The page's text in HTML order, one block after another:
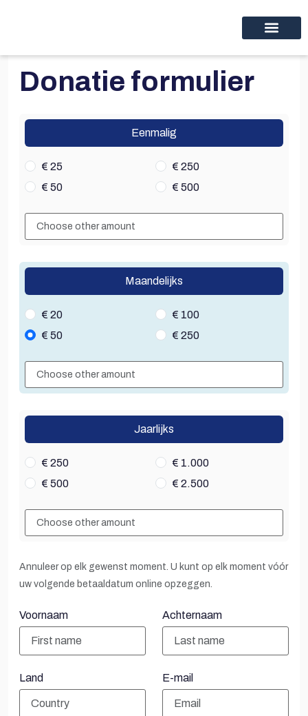
Donatie formulier
Eenmalig
€ 25
€ 250
€ 50
€ 500
Maandelijks
€ 20
€ 100
€ 50
€ 250
Jaarlijks
€ 250
€ 1.000
€ 500
€ 2.500
Annuleer op elk gewenst moment. U kunt op elk moment vóór
uw volgende betaaldatum online opzeggen.
Voornaam Achternaam
Land E-mail